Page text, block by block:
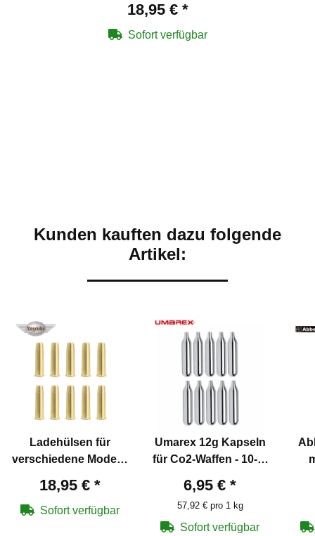
18,95 € *
Sofort verfügbar
Kunden kauften dazu folgende
Artikel:
Ladehülsen für
verschiedene Modelle
18,95 € *
Sofort verfügbar
Umarex 12g Kapseln
für Co2-Waffen - 10-er
6,95 € *
57,92 € pro 1 kg
Sofort verfügbar